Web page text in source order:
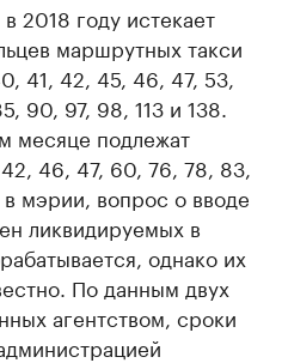
2018 году истекает
маршрутных такси
41, 42, 45, 46, 47, 53,
90, 97, 98, 113 и 138.
месяце подлежат
46, 47, 60, 76, 78, 83,
мэрии, вопрос о вводе
ликвидируемых в
однако их
По данным двух
агентством, сроки